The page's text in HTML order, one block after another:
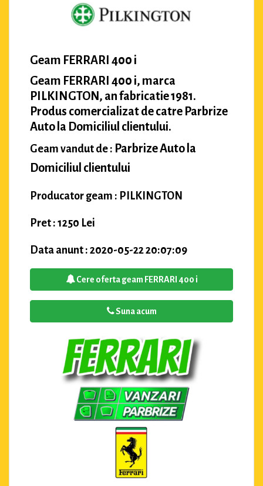
Geam FERRARI 400 i
Geam FERRARI 400 i, marca
PILKINGTON, an fabricatie 1981.
Produs comercializat de catre Parbrize
Auto la Domiciliul clientului.
Geam vandut de : Parbrize Auto la
Domiciliul clientului
Producator geam : PILKINGTON
Pret : 1250 Lei
Data anunt : 2020-05-22 20:07:09
Cere oferta geam FERRARI 400 i
Suna acum